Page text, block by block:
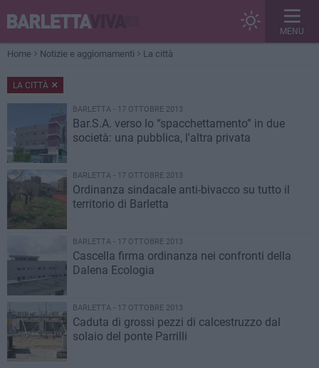
MENU
Home Notizie e aggiornamenti La città
LA CITTÀ
BARLETTA - 17 OTTOBRE 2013
Bar.S.A. verso lo “spacchettamento” in due
società: una pubblica, l'altra privata
BARLETTA - 17 OTTOBRE 2013
Ordinanza sindacale anti-bivacco su tutto il
territorio di Barletta
BARLETTA - 17 OTTOBRE 2013
Cascella firma ordinanza nei confronti della
Dalena Ecologia
BARLETTA - 17 OTTOBRE 2013
Caduta di grossi pezzi di calcestruzzo dal
solaio del ponte Parrilli